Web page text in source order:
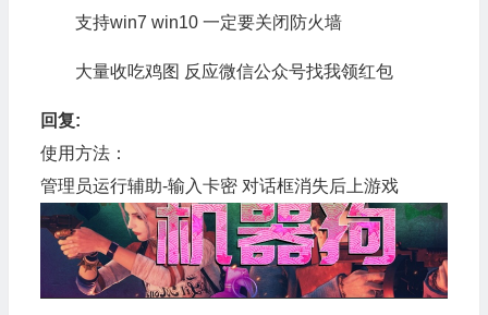
支持win7 win10 一定要关闭防火墙
大量收吃鸡图 反应微信公众号找我领红包
回复:
使用方法：
管理员运行辅助-输入卡密 对话框消失后上游戏